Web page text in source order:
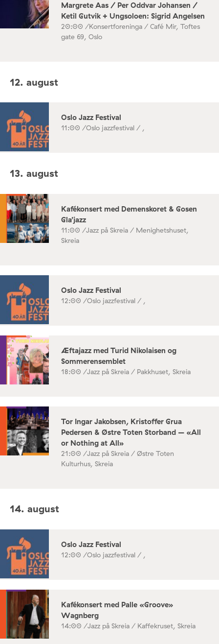
Margrete Aas / Per Oddvar Johansen /
Ketil Gutvik + Ungsoloen: Sigrid Angelsen
20:00 /Konsertforeninga / Café Mir, Toftes
gate 69, Oslo
12. august
Oslo Jazz Festival
11:00 /Oslo jazzfestival / ,
13. august
Kafékonsert med Demenskoret & Gosen
Gla’jazz
11:00 /Jazz på Skreia / Menighetshuset,
Skreia
Oslo Jazz Festival
12:00 /Oslo jazzfestival / ,
Æftajazz med Turid Nikolaisen og
Sommerensemblet
18:00 /Jazz på Skreia / Pakkhuset, Skreia
Tor Ingar Jakobsen, Kristoffer Grua
Pedersen & Østre Toten Storband – «All
or Nothing at All»
21:00 /Jazz på Skreia / Østre Toten
Kulturhus, Skreia
14. august
Oslo Jazz Festival
12:00 /Oslo jazzfestival / ,
Kafékonsert med Palle «Groove»
Wagnberg
14:00 /Jazz på Skreia / Kaffekruset, Skreia